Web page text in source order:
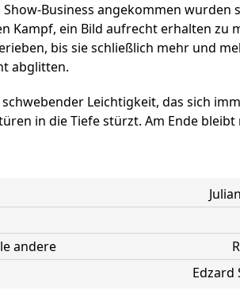
Business angekommen wurden
Kampf, ein Bild aufrecht erhalten zu
bis sie schließlich mehr und
abglitten.
Leichtigkeit, das sich
in die Tiefe stürzt. Am Ende bleibt
andere
Edzard